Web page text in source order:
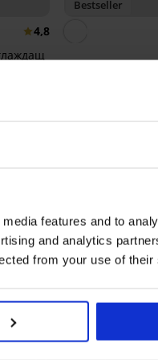
features and to
and analytics
from your use of
4,8
Bestseller
1x
0x
0x
0x
0x